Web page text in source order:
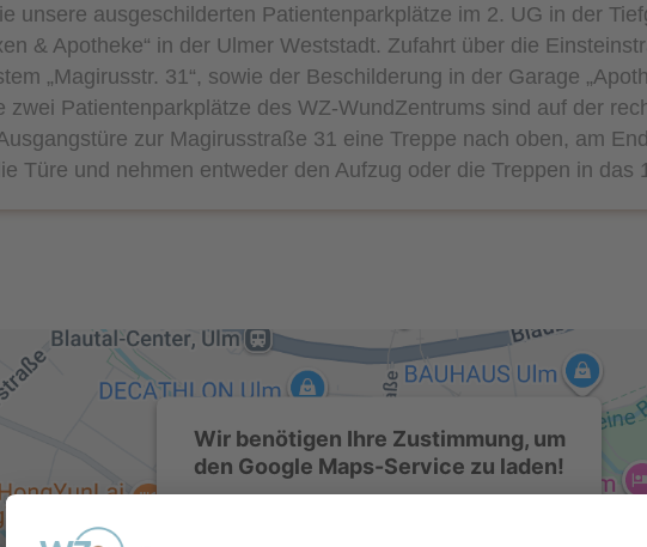
unsere ausgeschilderten Patientenparkplätze im 2. UG in der
& Apotheke“ in der Ulmer Weststadt. Zufahrt über die
„Magirusstr. 31“, sowie der Beschilderung in der Garage
zwei Patientenparkplätze des WZ-WundZentrums sind auf der
zur Magirusstraße 31 eine Treppe nach oben, am
Türe und nehmen entweder den Aufzug oder die Treppen in das
Wir benötigen Ihre Zustimmung, um
den Google Maps-Service zu laden!